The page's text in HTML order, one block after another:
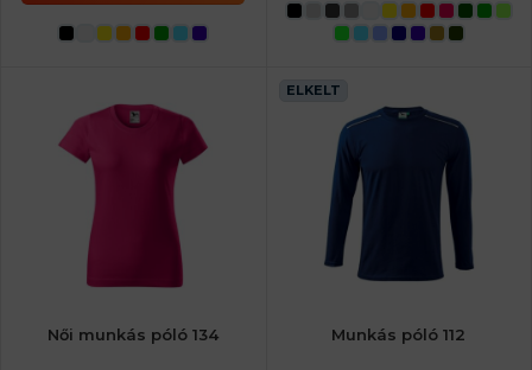
Női munkás póló 134
ELKELT
Munkás póló 112